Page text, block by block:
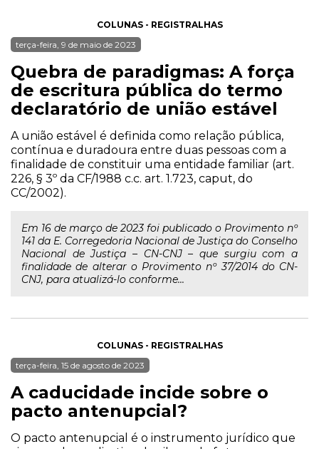
COLUNAS - REGISTRALHAS
terça-feira, 9 de maio de 2023
Quebra de paradigmas: A força
de escritura pública do termo
declaratório de união estável
A união estável é definida como relação pública,
contínua e duradoura entre duas pessoas com a
finalidade de constituir uma entidade familiar (art.
226, § 3º da CF/1988 c.c. art. 1.723, caput, do
CC/2002).
Em 16 de março de 2023 foi publicado o Provimento nº
141 da E. Corregedoria Nacional de Justiça do Conselho
Nacional de Justiça – CN-CNJ – que surgiu com a
finalidade de alterar o Provimento nº 37/2014 do CN-
CNJ, para atualizá-lo conforme...
COLUNAS - REGISTRALHAS
terça-feira, 15 de agosto de 2023
A caducidade incide sobre o
pacto antenupcial?
O pacto antenupcial é o instrumento jurídico que